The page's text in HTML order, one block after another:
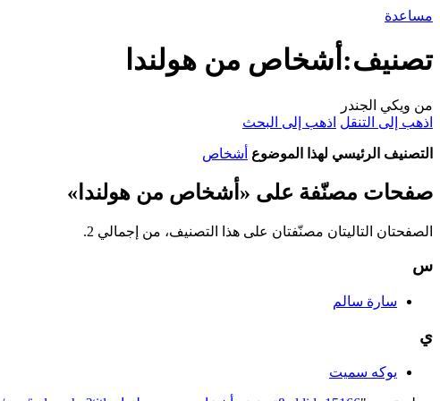
مساعدة
تصنيف:أشخاص من هولندا
من ويكي الجندر
اذهب إلى التنقل اذهب إلى البحث
التصنيف الرئيسي لهذا الموضوع أشخاص
صفحات مصنّفة على «أشخاص من هولندا»
الصفحتان التاليتان مصنّفتان على هذا التصنيف، من إجمالي 2.
س
سارة سالم
ي
يوكه سميت